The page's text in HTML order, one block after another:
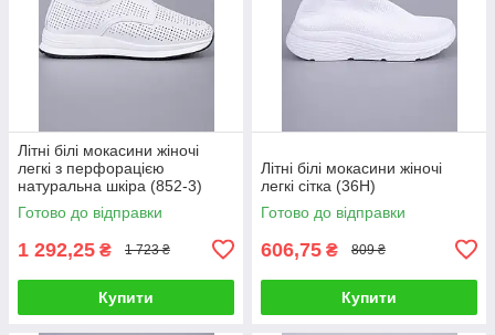
Літні білі мокасини жіночі
легкі з перфорацією
натуральна шкіра (852-3)
Готово до відправки
1 292,25 ₴ 1 723 ₴
Купити
Літні білі мокасини жіночі
легкі сітка (36H)
Готово до відправки
606,75 ₴ 809 ₴
Купити